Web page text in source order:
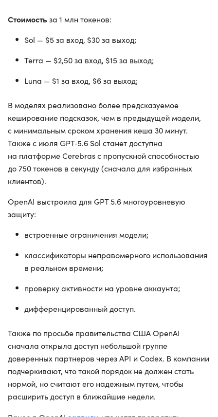
Стоимостьза 1 млн токенов:
Sol — $5 за вход, $30 за выход;
Terra — $2,50 за вход, $15 за выход;
Luna — $1 за вход, $6 за выход;
В моделях реализовано более предсказуемое
кеширование подсказок, чем в предыдущей модели,
с минимальным сроком хранения кеша 30 минут.
Также с июля GPT‑5.6 Sol станет доступна
на платформе Cerebras с пропускной способностью
до 750 токенов в секунду (сначала для избранных
клиентов).
OpenAI выстроила для GPT 5.6 многоуровневую
защиту:
встроенные ограничения модели;
классификаторы неправомерного использования
в реальном времени;
проверку активности на уровне аккаунта;
дифференцированный доступ.
Также по просьбе правительства США OpenAI
сначала открыла доступ небольшой группе
доверенных партнеров через API и Codex. В компании
подчеркивают, что такой порядок не должен стать
нормой, но считают его надежным путем, чтобы
расширить доступ в ближайшие недели.